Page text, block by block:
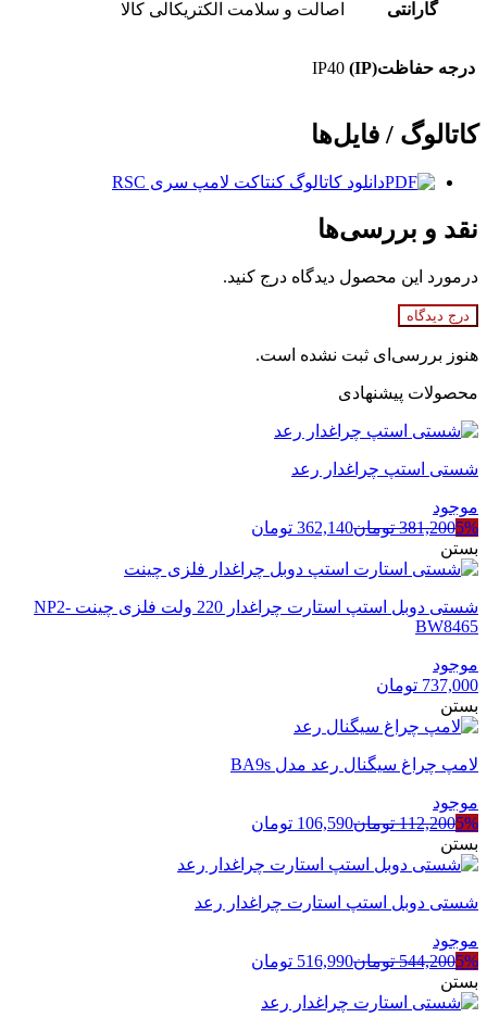
گارانتی اصالت و سلامت الکتریکالی کالا
درجه حفاظت(IP) IP40
کاتالوگ / فایل‌ها
دانلود کاتالوگ کنتاکت لامپ سری RSC
نقد و بررسی‌ها
درمورد این محصول دیدگاه درج کنید.
درج دیدگاه
هنوز بررسی‌ای ثبت نشده است.
محصولات پیشنهادی
شستی استپ چراغدار رعد
موجود
5%
381,200 تومان362,140 تومان
بستن
شستی دوبل استپ استارت چراغدار 220 ولت فلزی چینت NP2-
BW8465
موجود
737,000 تومان
بستن
لامپ چراغ سیگنال رعد مدل BA9s
موجود
5%
112,200 تومان106,590 تومان
بستن
شستی دوبل استپ استارت چراغدار رعد
موجود
5%
544,200 تومان516,990 تومان
بستن